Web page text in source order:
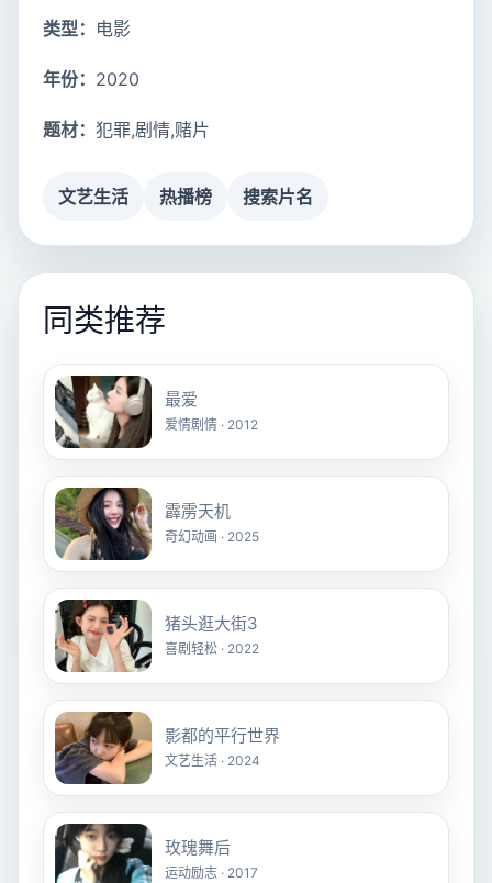
类型： 电影
年份： 2020
题材： 犯罪,剧情,赌片
文艺生活 热播榜 搜索片名
同类推荐
最爱
爱情剧情 · 2012
霹雳天机
奇幻动画 · 2025
猪头逛大街3
喜剧轻松 · 2022
影都的平行世界
文艺生活 · 2024
玫瑰舞后
运动励志 · 2017